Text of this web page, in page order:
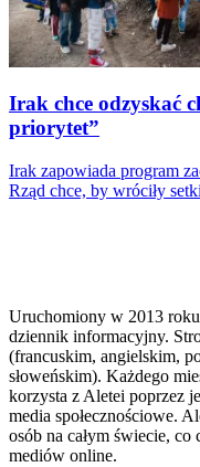
Irak chce odzyskać
priorytet”
Irak zapowiada program
Rząd chce, by wróciły
Uruchomiony w 2013
dziennik informacyjny.
(francuskim, angielskim,
słoweńskim). Każdego
korzysta z Aletei poprzez
media społecznościowe.
osób na całym świecie,
mediów online.